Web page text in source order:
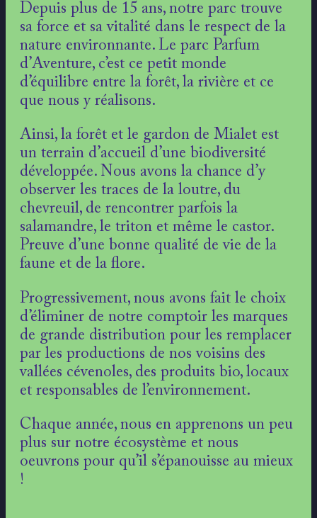
Depuis plus de 15 ans, notre parc trouve
sa force et sa vitalité dans le respect de la
nature environnante. Le parc Parfum
d’Aventure, c’est ce petit monde
d’équilibre entre la forêt, la rivière et ce
que nous y réalisons.
Ainsi, la forêt et le gardon de Mialet est
un terrain d’accueil d’une biodiversité
développée. Nous avons la chance d’y
observer les traces de la loutre, du
chevreuil, de rencontrer parfois la
salamandre, le triton et même le castor.
Preuve d’une bonne qualité de vie de la
faune et de la flore.
Progressivement, nous avons fait le choix
d’éliminer de notre comptoir les marques
de grande distribution pour les remplacer
par les productions de nos voisins des
vallées cévenoles, des produits bio, locaux
et responsables de l’environnement.
Chaque année, nous en apprenons un peu
plus sur notre écosystème et nous
oeuvrons pour qu’il s’épanouisse au mieux
!